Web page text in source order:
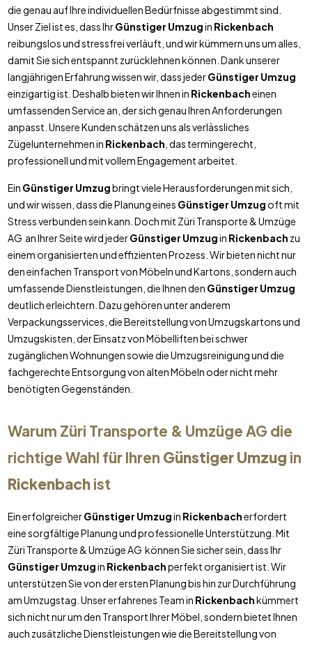
die genau auf Ihre individuellen Bedürfnisse abgestimmt sind.
Unser Ziel ist es, dass IhrGünstiger Umzugin Rickenbach
reibungslos und stressfrei verläuft, und wir kümmern uns um alles,
damit Sie sich entspannt zurücklehnen können. Dank unserer
langjährigen Erfahrung wissen wir, dass jederGünstiger Umzug
einzigartig ist. Deshalb bieten wir Ihnen in Rickenbacheinen
umfassenden Service an, der sich genau Ihren Anforderungen
anpasst. Unsere Kunden schätzen uns als verlässliches
Zügelunternehmen in Rickenbach , das termingerecht,
professionell und mit vollem Engagement arbeitet.
Ein Günstiger Umzugbringt viele Herausforderungen mit sich,
und wir wissen, dass die Planung eines Günstiger Umzugoft mit
Stress verbunden sein kann. Doch mit Züri Transporte & Umzüge
AG an Ihrer Seite wird jederGünstiger Umzugin Rickenbach zu
einem organisierten und effizienten Prozess. Wir bieten nicht nur
den einfachen Transport von Möbeln und Kartons, sondern auch
umfassende Dienstleistungen, die Ihnen den Günstiger Umzug
deutlich erleichtern. Dazu gehören unter anderem
Verpackungsservices, die Bereitstellung von Umzugskartons und
Umzugskisten, der Einsatz von Möbelliften bei schwer
zugänglichen Wohnungen sowie die Umzugsreinigung und die
fachgerechte Entsorgung von alten Möbeln oder nicht mehr
benötigten Gegenständen.
Warum Züri Transporte & Umzüge AG die
richtige Wahl für Ihren Günstiger Umzug in
Rickenbachist
Ein erfolgreicherGünstiger Umzugin Rickenbacherfordert
eine sorgfältige Planung und professionelle Unterstützung. Mit
Züri Transporte & Umzüge AG können Sie sicher sein, dass Ihr
Günstiger Umzugin Rickenbachperfekt organisiert ist. Wir
unterstützen Sie von der ersten Planung bis hin zur Durchführung
am Umzugstag. Unser erfahrenes Team in Rickenbachkümmert
sich nicht nur um den Transport Ihrer Möbel, sondern bietet Ihnen
auch zusätzliche Dienstleistungen wie die Bereitstellung von